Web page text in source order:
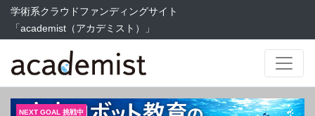
学術系クラウドファンディングサイト
「academist（アカデミスト）」